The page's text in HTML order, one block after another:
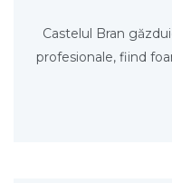
Castelul Bran
profesionale, fiind